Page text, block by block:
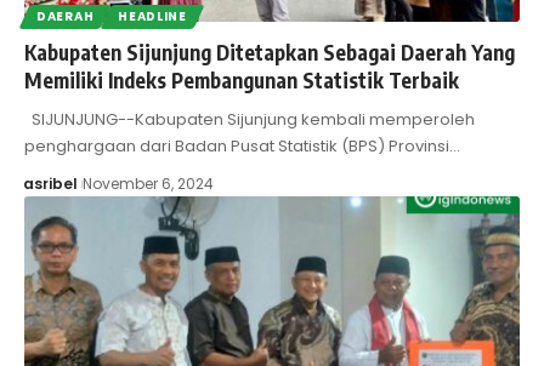
DAERAH HEADLINE
Kabupaten Sijunjung Ditetapkan Sebagai Daerah Yang
Memiliki Indeks Pembangunan Statistik Terbaik
SIJUNJUNG--Kabupaten Sijunjung kembali memperoleh
penghargaan dari Badan Pusat Statistik (BPS) Provinsi…
asribel November 6, 2024